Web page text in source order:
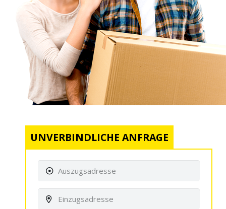
UNVERBINDLICHE ANFRAGE